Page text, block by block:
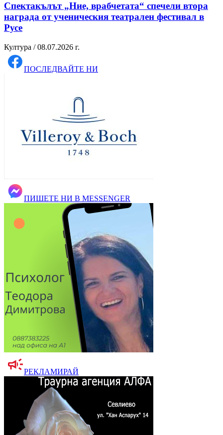
Спектакълът „Ние, врабчетата“ спечели втора
награда от ученическия театрален фестивал в
Русе
Култура / 08.07.2026 г.
ПОСЛЕДВАЙТЕ НИ
ПИШЕТЕ НИ В MESSENGER
РЕКЛАМИРАЙ